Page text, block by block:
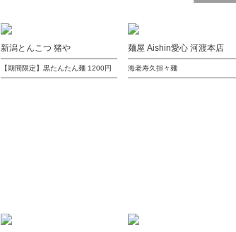
新潟とんこつ 猪や
【期間限定】黒たんたん麺 1200円
麺屋 Aishin愛心 河渡本店
海老寿久担々麺